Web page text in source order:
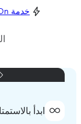
خدمة Always On مشمولة
ابدأ بالاستمتاع